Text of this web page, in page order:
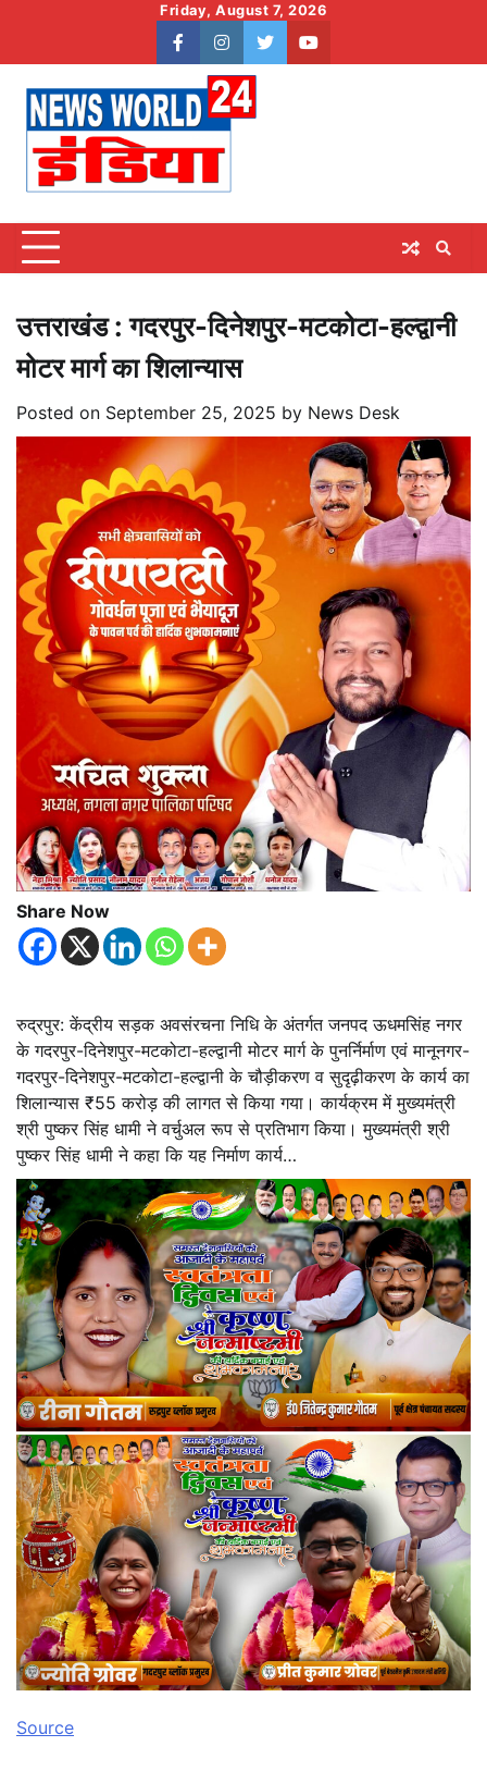
content
Friday, August 7, 2026
facebookinstagram
twitteryoutube
उत्तराखंड : गदरपुर-दिनेशपुर-मटकोटा-हल्द्वानी
मोटर मार्ग का शिलान्यास
Posted on September 25, 2025 by News Desk
Share Now
रुद्रपुर: केंद्रीय सड़क अवसंरचना निधि के अंतर्गत जनपद ऊधमसिंह नगर
के गदरपुर-दिनेशपुर-मटकोटा-हल्द्वानी मोटर मार्ग के पुनर्निर्माण एवं मानूनगर-
गदरपुर-दिनेशपुर-मटकोटा-हल्द्वानी के चौड़ीकरण व सुदृढ़ीकरण के कार्य का
शिलान्यास ₹55 करोड़ की लागत से किया गया। कार्यक्रम में मुख्यमंत्री
श्री पुष्कर सिंह धामी ने वर्चुअल रूप से प्रतिभाग किया। मुख्यमंत्री श्री
पुष्कर सिंह धामी ने कहा कि यह निर्माण कार्य…
Source